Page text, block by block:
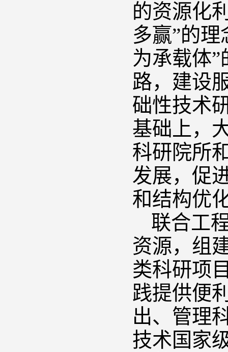
的资源化
多赢”的
为承载体
路，建设
础性技术
基础上，
科研院所
发展，促
和结构优
联合工
资源，组
类科研项
践提供便
出、管理
技术国家